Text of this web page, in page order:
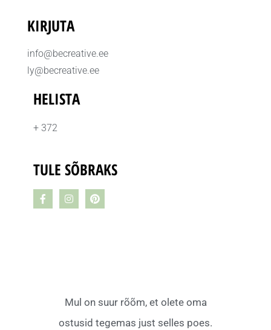
Mul on suur rõõm, et olete oma
ostusid tegemas just selles poes.
KIRJUTA
info@becreative.ee
ly@becreative.ee
HELISTA
+ 372
TULE SÕBRAKS